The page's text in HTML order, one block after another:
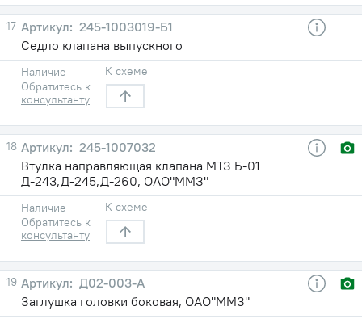
17
245-1003019-Б1
Седло клапана выпускного
Наличие
Обратитесь к
консультанту
К схеме
18
245-1007032
Втулка направляющая клапана МТЗ Б-01
Д-243,Д-245,Д-260, ОАО"ММЗ"
Наличие
Обратитесь к
консультанту
К схеме
19
Д02-003-А
Заглушка головки боковая, ОАО"ММЗ"